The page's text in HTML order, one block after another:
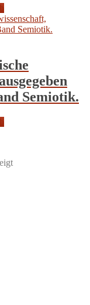
Semiotik.